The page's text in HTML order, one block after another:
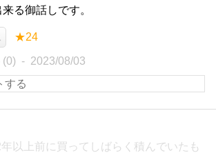
る御話しです。
★24
(0) 2023/08/03
年以上前に買ってしばらく積んでいたも